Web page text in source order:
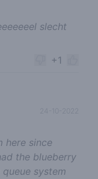
slecht
+1
here since
the blueberry
system